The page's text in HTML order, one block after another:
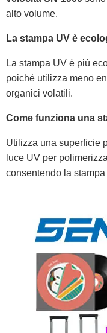
alto volume.
La stampa UV è
La stampa UV è più
poiché utilizza meno
organici volatili.
Come funziona una
Utilizza una superficie
luce UV per
consentendo la